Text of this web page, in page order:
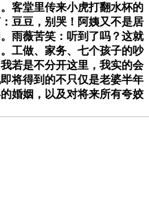
客堂里传来小虎打翻水杯的
豆豆，别哭！阿姨又不是居
雨薇苦笑：听到了吗？这就
工做、家务、七个孩子的吵
若是不分开这里，我实的会
将得到的不只仅是老婆半年
婚姻，以及对将来所有夸姣